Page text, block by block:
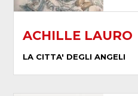
ACHILLE LAURO
LA CITTA' DEGLI ANGELI